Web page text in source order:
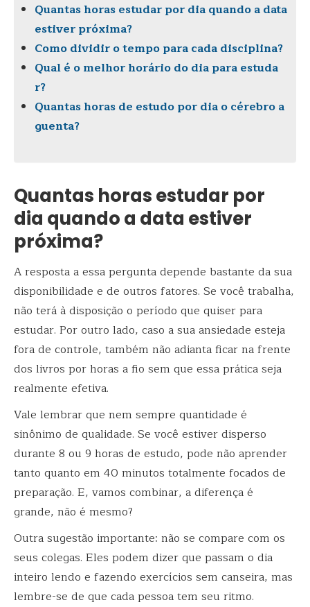
Quantas horas estudar por dia quando a data
estiver próxima?
Como dividir o tempo para cada disciplina?
Qual é o melhor horário do dia para estuda
r?
Quantas horas de estudo por dia o cérebro a
guenta?
Quantas horas estudar por
dia quando a data estiver
próxima?
A resposta a essa pergunta depende bastante da sua
disponibilidade e de outros fatores. Se você trabalha,
não terá à disposição o período que quiser para
estudar. Por outro lado, caso a sua ansiedade esteja
fora de controle, também não adianta ficar na frente
dos livros por horas a fio sem que essa prática seja
realmente efetiva.
Vale lembrar que nem sempre quantidade é
sinônimo de qualidade. Se você estiver disperso
durante 8 ou 9 horas de estudo, pode não aprender
tanto quanto em 40 minutos totalmente focados de
preparação. E, vamos combinar, a diferença é
grande, não é mesmo?
Outra sugestão importante: não se compare com os
seus colegas. Eles podem dizer que passam o dia
inteiro lendo e fazendo exercícios sem canseira, mas
lembre-se de que cada pessoa tem seu ritmo.